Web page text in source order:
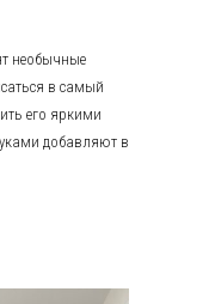
необычные
в самый
его яркими
добавляют в